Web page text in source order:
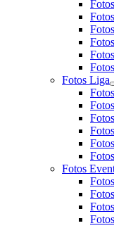
Fotos Liga
Fotos